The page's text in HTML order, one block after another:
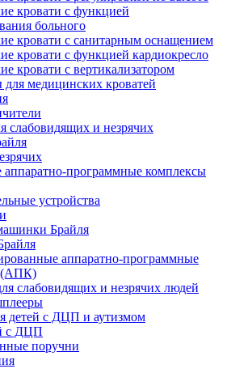
кровати с функцией
больного
кровати с санитарным оснащением
кровати с функцией кардиокресло
кровати с вертикализатором
для медицинских кроватей
слабовидящих и незрячих
программные комплексы
устройства
Брайля
аппаратно-программные
(АПК)
слабовидящих и незрячих людей
детей с ДЦП и аутизмом
с ДЦП
поручни